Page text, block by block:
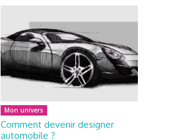
Mon univers
Comment devenir designer
automobile ?